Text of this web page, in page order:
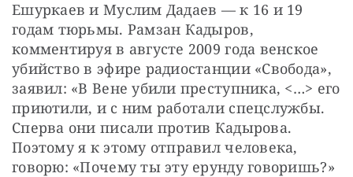
Ешуркаев и Муслим Дадаев — к 16 и 19
годам тюрьмы. Рамзан Кадыров,
комментируя в августе 2009 года венское
убийство в эфире радиостанции «Свобода»,
заявил: «В Вене убили преступника, <…> его
приютили, и с ним работали спецслужбы.
Сперва они писали против Кадырова.
Поэтому я к этому отправил человека,
говорю: «Почему ты эту ерунду говоришь?»